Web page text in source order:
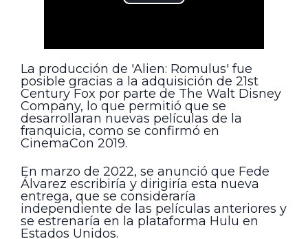
La producción de 'Alien: Romulus' fue
posible gracias a la adquisición de 21st
Century Fox por parte de The Walt Disney
Company, lo que permitió que se
desarrollaran nuevas películas de la
franquicia, como se confirmó en
CinemaCon 2019.
En marzo de 2022, se anunció que Fede
Álvarez escribiría y dirigiría esta nueva
entrega, que se consideraría
independiente de las películas anteriores y
se estrenaría en la plataforma Hulu en
Estados Unidos.